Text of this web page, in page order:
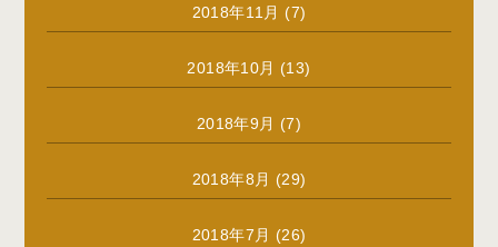
2018年11月 (7)
2018年10月 (13)
2018年9月 (7)
2018年8月 (29)
2018年7月 (26)